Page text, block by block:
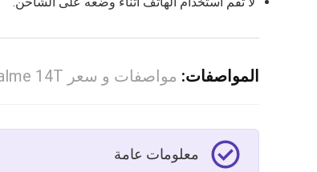
المواصفات: مواصفات و سعر Realme 14T
معلومات عامة